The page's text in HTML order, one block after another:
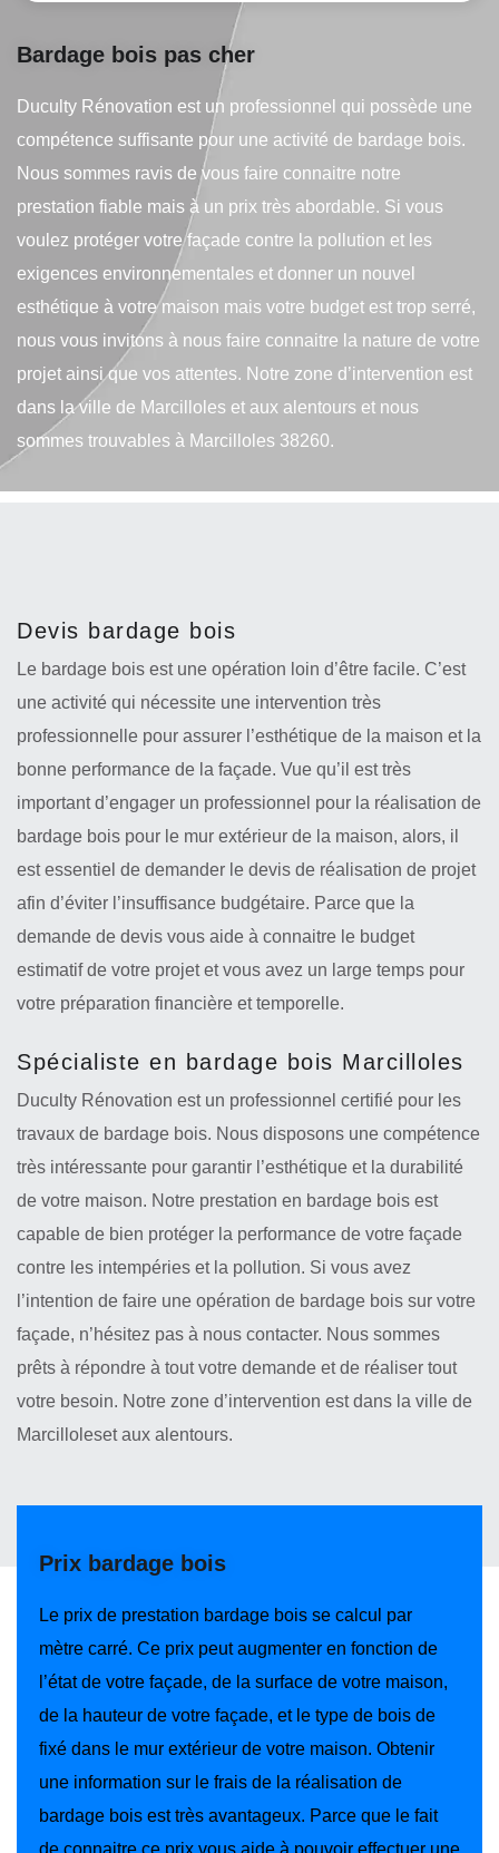
Bardage bois pas cher
Duculty Rénovation est un professionnel qui possède une
compétence suffisante pour une activité de bardage bois.
Nous sommes ravis de vous faire connaitre notre
prestation fiable mais à un prix très abordable. Si vous
voulez protéger votre façade contre la pollution et les
exigences environnementales et donner un nouvel
esthétique à votre maison mais votre budget est trop serré,
nous vous invitons à nous faire connaitre la nature de votre
projet ainsi que vos attentes. Notre zone d’intervention est
dans la ville de Marcilloles et aux alentours et nous
sommes trouvables à Marcilloles 38260.
Devis bardage bois
Le bardage bois est une opération loin d’être facile. C’est
une activité qui nécessite une intervention très
professionnelle pour assurer l’esthétique de la maison et la
bonne performance de la façade. Vue qu’il est très
important d’engager un professionnel pour la réalisation de
bardage bois pour le mur extérieur de la maison, alors, il
est essentiel de demander le devis de réalisation de projet
afin d’éviter l’insuffisance budgétaire. Parce que la
demande de devis vous aide à connaitre le budget
estimatif de votre projet et vous avez un large temps pour
votre préparation financière et temporelle.
Spécialiste en bardage bois Marcilloles
Duculty Rénovation est un professionnel certifié pour les
travaux de bardage bois. Nous disposons une compétence
très intéressante pour garantir l’esthétique et la durabilité
de votre maison. Notre prestation en bardage bois est
capable de bien protéger la performance de votre façade
contre les intempéries et la pollution. Si vous avez
l’intention de faire une opération de bardage bois sur votre
façade, n’hésitez pas à nous contacter. Nous sommes
prêts à répondre à tout votre demande et de réaliser tout
votre besoin. Notre zone d’intervention est dans la ville de
Marcilloleset aux alentours.
Prix bardage bois
Le prix de prestation bardage bois se calcul par
mètre carré. Ce prix peut augmenter en fonction de
l’état de votre façade, de la surface de votre maison,
de la hauteur de votre façade, et le type de bois de
fixé dans le mur extérieur de votre maison. Obtenir
une information sur le frais de la réalisation de
bardage bois est très avantageux. Parce que le fait
de connaitre ce prix vous aide à pouvoir effectuer une